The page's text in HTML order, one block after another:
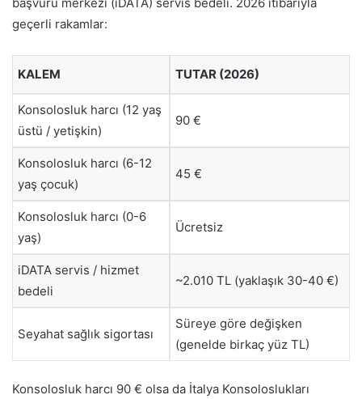
geçerli rakamlar:
KALEM TUTAR (2026)
Konsolosluk harcı (12 yaş
üstü / yetişkin)
90 €
Konsolosluk harcı (6-12
yaş çocuk)
45 €
Konsolosluk harcı (0-6
yaş)
Ücretsiz
iDATA servis / hizmet
bedeli
~2.010 TL (yaklaşık 30-40 €)
Seyahat sağlık sigortası
Süreye göre değişken
(genelde birkaç yüz TL)
Konsolosluk harcı 90 € olsa da İtalya Konsoloslukları